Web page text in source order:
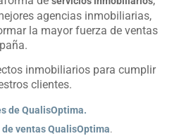
agencias inmobiliarias,
la mayor fuerza de ventas
inmobiliarios para cumplir
clientes.
de QualisOptima.
ventas QualisOptima.